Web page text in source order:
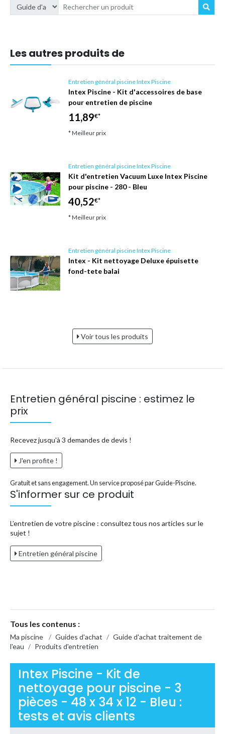
Les autres produits de
Entretien général piscine Intex Piscine
Intex Piscine - Kit d'accessoires de base
pour entretien de piscine
11,89€*
* Meilleur prix
Entretien général piscine Intex Piscine
Kit d'entretien Vacuum Luxe Intex Piscine
pour piscine - 280 - Bleu
40,52€*
* Meilleur prix
Entretien général piscine Intex Piscine
Intex - Kit nettoyage Deluxe épuisette
fond-tete balai
Voir tous les produits
Entretien général piscine : estimez le
prix
Recevez jusqu'à 3 demandes de devis !
J'en profite !
Gratuit et sans engagement. Un service proposé par Guide-Piscine.
S'informer sur ce produit
L’entretien de votre piscine : consultez tous nos articles sur le
sujet !
Entretien général piscine
Tous les contenus :
Ma piscine / Guides d'achat / Guide d'achat traitement de
l'eau / Produits d'entretien
Intex Piscine - Kit de
nettoyage pour piscine - 3
pièces - 48 x 34 x 12 - Bleu :
tests et avis clients